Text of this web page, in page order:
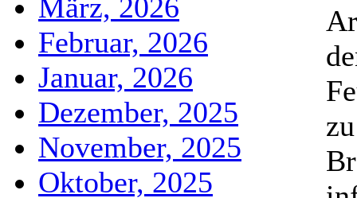
März, 2026
Februar, 2026
Januar, 2026
Dezember, 2025
November, 2025
Oktober, 2025